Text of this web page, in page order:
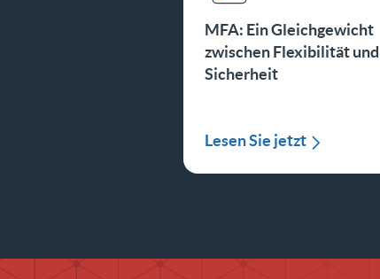
MFA: Ein Gleichgewicht
zwischen Flexibilität und
Sicherheit
Lesen Sie jetzt